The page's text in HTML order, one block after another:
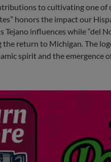
to cultivating one of
honors the impact our
Tejano influences while “del
the return to Michigan. The
spirit and the emergence